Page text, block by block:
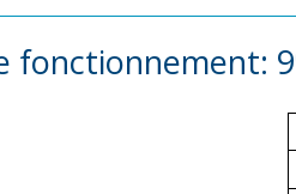
fonctionnement: